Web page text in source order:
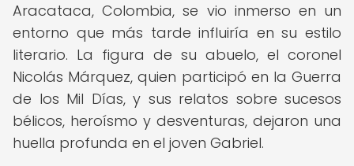
Aracataca, Colombia, se vio inmerso en un
entorno que más tarde influiría en su estilo
literario. La figura de su abuelo, el coronel
Nicolás Márquez, quien participó en la Guerra
de los Mil Días, y sus relatos sobre sucesos
bélicos, heroísmo y desventuras, dejaron una
huella profunda en el joven Gabriel.